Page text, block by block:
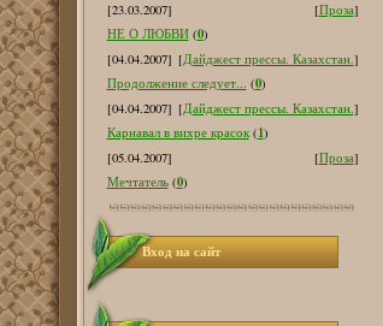
[23.03.2007]
[Проза]
НЕ О ЛЮБВИ (0)
[04.04.2007] [Дайджест прессы. Казахстан.]
Продолжение следует... (0)
[04.04.2007] [Дайджест прессы. Казахстан.]
Карнавал в вихре красок (1)
[05.04.2007]
[Проза]
Мечтатель (0)
Вход на сайт